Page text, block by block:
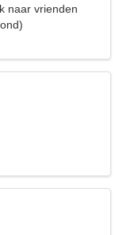
naar vrienden